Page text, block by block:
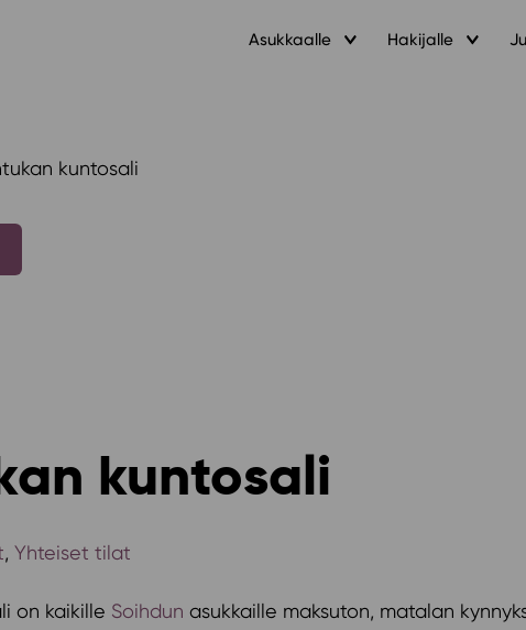
Asukkaalle Hakijalle
kuntosali
kuntosali
, Yhteiset tilat
on kaikille Soihdun asukkaille maksuton, matalan